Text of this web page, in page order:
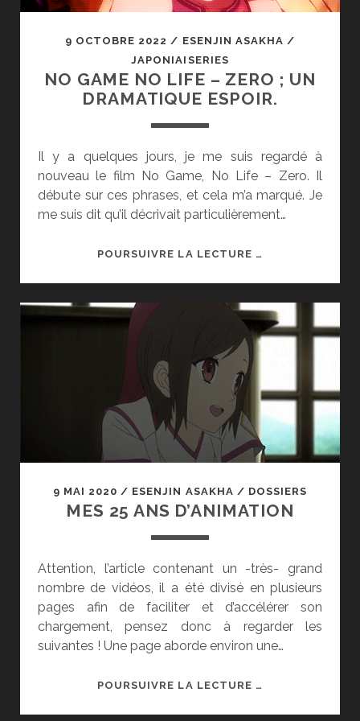
9 OCTOBRE 2022 / ESENJIN ASAKHA /
JAPONIAISERIES
NO GAME NO LIFE – ZERO ; UN
DRAMATIQUE ESPOIR.
Il y a quelques jours, je me suis regardé à
nouveau le film No Game, No Life – Zero. Il
débute sur ces phrases, et cela m’a marqué. Je
me suis dit qu’il décrivait particulièrement…
POURSUIVRE LA LECTURE …
LIFE
–
UN
ESPOIR.
9 MAI 2020 / ESENJIN ASAKHA / DOSSIERS
MES 25 ANS D’ANIMATION
Attention, l’article contenant un -très- grand
nombre de vidéos, il a été divisé en plusieurs
pages afin de faciliter et d’accélérer son
chargement, pensez donc à regarder les
suivantes ! Une page aborde environ une…
POURSUIVRE LA LECTURE …